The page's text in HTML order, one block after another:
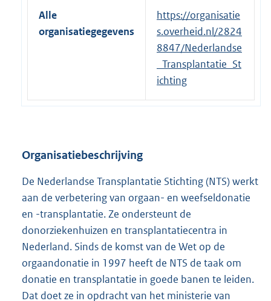
n
:
r
n
n
Alle
organisatiegegevens
https://organisatie
s.overheid.nl/2824
8847/Nederlandse
_Transplantatie_St
ichting
Organisatiebeschrijving
De Nederlandse Transplantatie Stichting (NTS) werkt
aan de verbetering van orgaan- en weefseldonatie
en -transplantatie. Ze ondersteunt de
donorziekenhuizen en transplantatiecentra in
Nederland. Sinds de komst van de Wet op de
orgaandonatie in 1997 heeft de NTS de taak om
donatie en transplantatie in goede banen te leiden.
Dat doet ze in opdracht van het ministerie van